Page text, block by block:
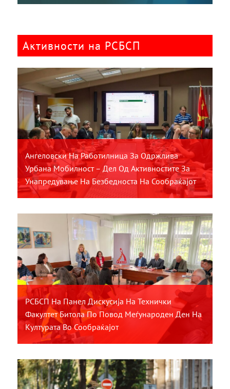
Активности на РСБСП
Ангеловски На Работилница За Одржлива
Урбана Мобилност – Дел Од Активностите За
Унапредување На Безбедноста На Сообраќајот
РСБСП На Панел Дискусија На Технички
Факултет Битола По Повод Меѓународен Ден На
Културата Во Сообраќајот